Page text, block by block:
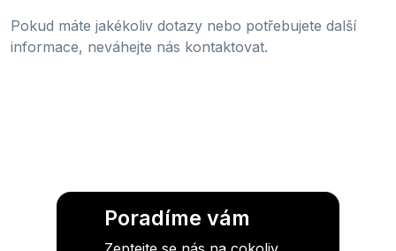
Pokud máte jakékoliv dotazy nebo potřebujete další
informace, neváhejte nás kontaktovat.
Poradíme vám